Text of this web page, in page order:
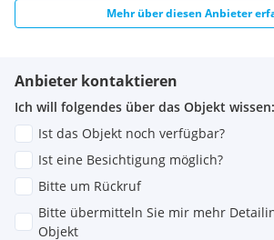
Mehr über diesen Anbieter
Anbieter kontaktieren
Ich will folgendes über das Objekt wissen:
Ist das Objekt noch verfügbar?
Ist eine Besichtigung möglich?
Bitte um Rückruf
Bitte übermitteln Sie mir mehr
Objekt